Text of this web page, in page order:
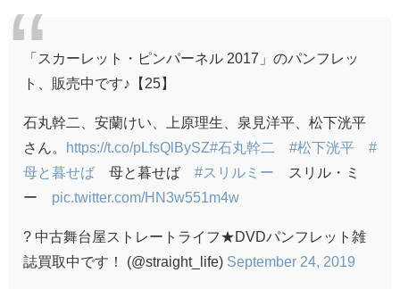
「スカーレット・ピンパーネル 2017」のパンフレッ
ト、販売中です♪【25】
石丸幹二、安蘭けい、上原理生、泉見洋平、松下洸平
さん。
https://t.co/pLfsQlBySZ#石丸幹二 #松下洸平
#
母と暮せば 母と暮せば #スリルミー スリル・ミ
ー pic.twitter.com/HN3w551m4w
? 中古舞台屋ストレートライフ★DVDパンフレット雑
誌買取中です！ (@straight_life) September 24, 2019